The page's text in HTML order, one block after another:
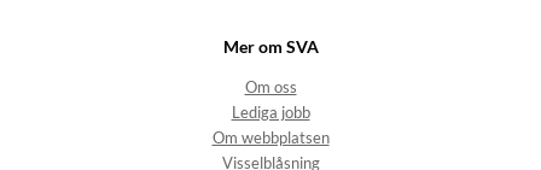
Mer om SVA
Om oss
Lediga jobb
Om webbplatsen
Visselblåsning